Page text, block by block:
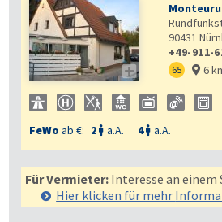

90431
+49-911-
65  6
FeWo ab €: 2  a.A. 4 a.A.
Für Vermieter: Interesse an einem
Hier klicken für mehr